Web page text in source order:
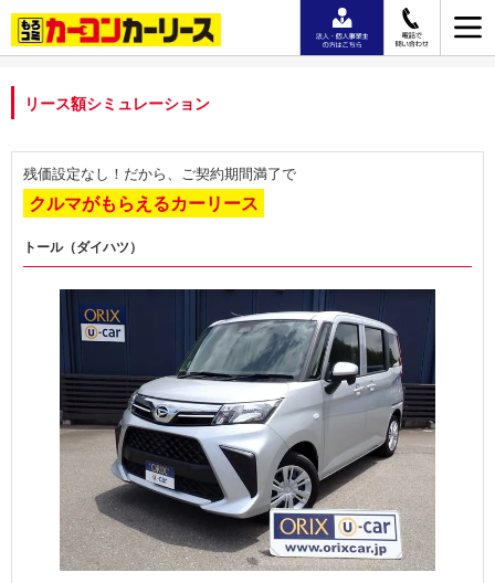
リース額シミュレーション
残価設定なし！だから、ご契約期間満了で
クルマがもらえるカーリース
トール（ダイハツ）